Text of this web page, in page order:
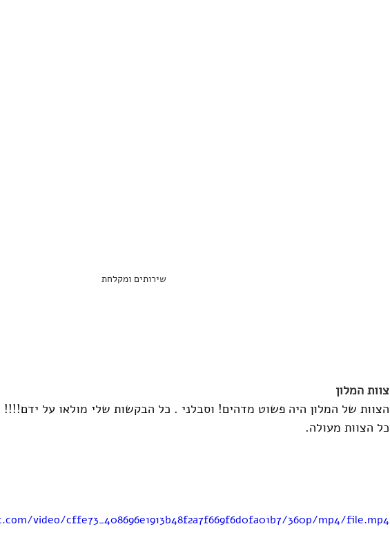
שירותים ומקלחת
צוות המלון
הצוות של המלון היה פשוט מדהים! וסבלני . כל הבקשות שלי מולאו על ידם!!!!
כל הצוות מעולה.
video/cffe73_408696e1913b48f2a7f669f6d0fa01b7/360p/mp4/file.mp4